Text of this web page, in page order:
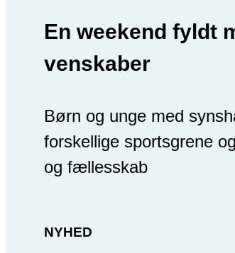
En weekend fyldt
venskaber
Børn og unge med
forskellige sportsgrene
og fællesskab
NYHED